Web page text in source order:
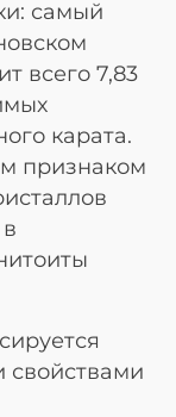
самый
всего 7,83
карата.
признаком
свойствами